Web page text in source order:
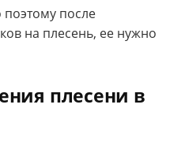
после
на плесень, ее нужно
плесени в